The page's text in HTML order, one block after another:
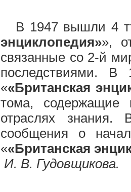
В 1947 вышли 4
энциклопедия»»,
связанные со 2-й
последствиями.
««Британская
тома, содержащие
отраслях
сообщения о
««Британская
И. В. Гудовщикова.